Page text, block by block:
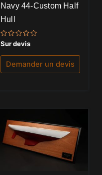
Navy 44-Custom Half
Hull
Note
0
sur
Sur devis
Demander un devis